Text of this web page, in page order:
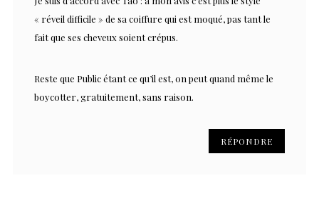
« réveil difficile » de sa coiffure qui est moqué, pas tant le
fait que ses cheveux soient crépus.
Reste que Public étant ce qu’il est, on peut quand même le
boycotter, gratuitement, sans raison.
RÉPONDRE